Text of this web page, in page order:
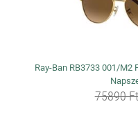
Ray-Ban RB3733 001/M2
75890 Ft